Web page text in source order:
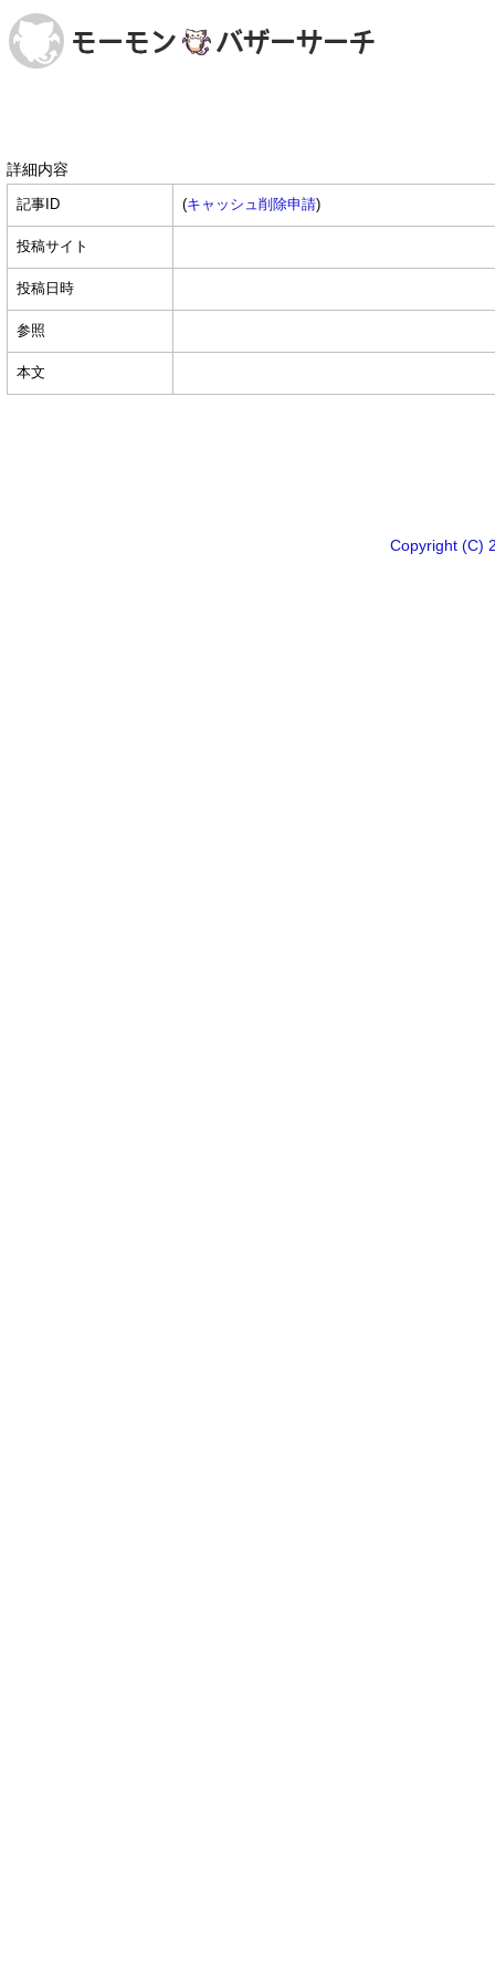
詳細内容
記事ID (キャッシュ削除申請)
投稿サイト
投稿日時
参照
本文
Copyright (C)